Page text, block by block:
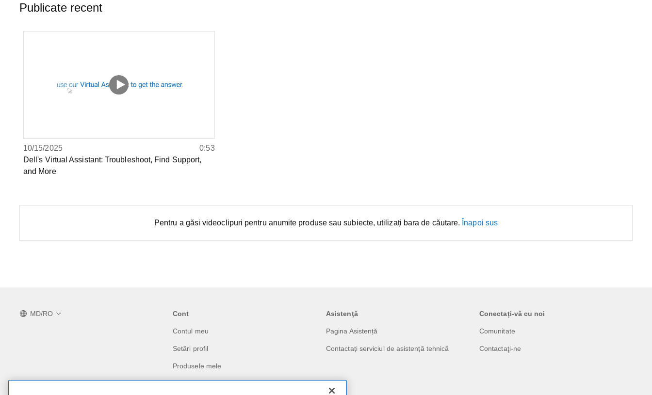
Publicate recent
10/15/2025
0:53
Dell's Virtual Assistant: Troubleshoot, Find Support,
and More
Pentru a găsi videoclipuri pentru anumite produse sau subiecte, utilizați bara de căutare. Înapoi sus
MD/RO Cont
Contul meu
Setări profil
Produsele mele
Asistenţă
Pagina Asistență
Contactați serviciul de asistență tehnică
Conectați-vă cu noi
Comunitate
Contactaţi-ne